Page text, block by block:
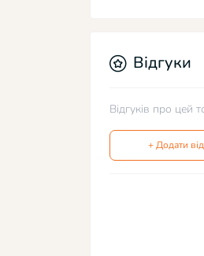
Відгуки
Відгуків про цей
+ Додати